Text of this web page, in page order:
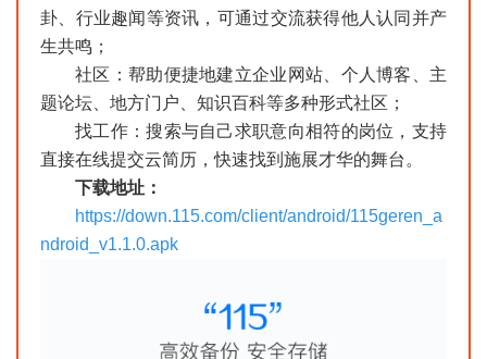
卦、行业趣闻等资讯，可通过交流获得他人认同并产
生共鸣；
社区：帮助便捷地建立企业网站、个人博客、主
题论坛、地方门户、知识百科等多种形式社区；
找工作：搜索与自己求职意向相符的岗位，支持
直接在线提交云简历，快速找到施展才华的舞台。
下载地址：
https://down.115.com/client/android/115geren_a
ndroid_v1.1.0.apk